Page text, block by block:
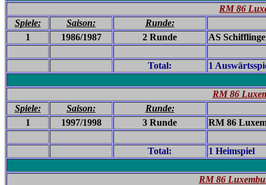
RM 86
Spiele:
Saison:
Runde:
1
1986/1987 2 Runde AS
Total: 1
RM 86
Spiele:
Saison:
Runde:
1
1997/1998 3 Runde RM 86
Total: 1 Heimspiel
RM 86